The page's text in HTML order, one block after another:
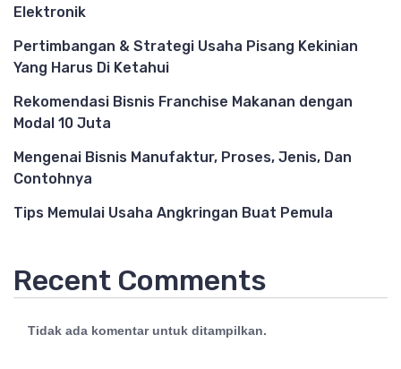
Elektronik
Pertimbangan & Strategi Usaha Pisang Kekinian
Yang Harus Di Ketahui
Rekomendasi Bisnis Franchise Makanan dengan
Modal 10 Juta
Mengenai Bisnis Manufaktur, Proses, Jenis, Dan
Contohnya
Tips Memulai Usaha Angkringan Buat Pemula
Recent Comments
Tidak ada komentar untuk ditampilkan.